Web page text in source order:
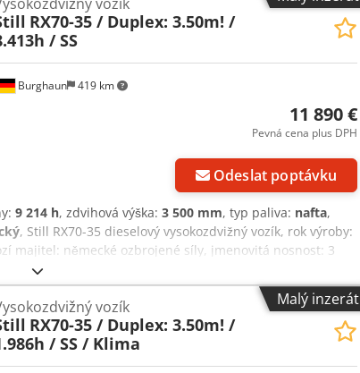
Burghaun 419 km
RX70-35 / Duplex: 3.50m! /
/ SS
11 890 €
Pevná cena plus DPH
Odeslat poptávku
9 214 h, zdvihová výška: 3 500 mm, typ paliva: nafta,
, Still RX70-35 dieselový vysokozdvižný vozík, rok výroby:
majitel: německé ozbrojené síly, jmenovitá nosnost: 3
dvojitá kola na přední nápravě, délka vidlic: 2 400 mm,
motor: [30 kW/41 PS], hmotnost: 5 034 kg, ve
Vám připravíme nabídku leasingu nebo financování.
na našich webových stránkách. Změny a
Kabina = Další informace = Nosnost: 3 500 kg Stavební
Tobiase Eberta.
Malý inzerát
vozík
RX70-35 / Duplex: 3.50m! /
/ SS / Klima